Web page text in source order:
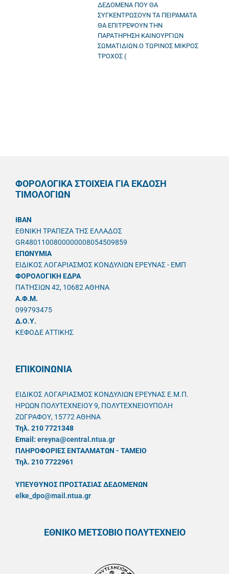
ΔΕΔΟΜΕΝΑ ΠΟΥ ΘΑ
ΣΥΓΚΕΝΤΡΩΣΟΥΝ ΤΑ ΠΕΙΡΑΜΑΤΑ
ΘΑ ΕΠΙΤΡΕΨΟΥΝ ΤΗΝ
ΠΑΡΑΤΗΡΗΣΗ ΚΑΙΝΟΥΡΓΙΩΝ
ΣΩΜΑΤΙΔΙΩΝ.Ο ΤΩΡΙΝΟΣ MΙΚΡΟΣ
TΡΟΧΟΣ (
ΦΟΡΟΛΟΓΙΚΑ ΣΤΟΙΧΕΙΑ ΓΙΑ ΕΚΔΟΣΗ
ΤΙΜΟΛΟΓΙΩΝ
IBAN
ΕΘΝΙΚΗ ΤΡΑΠΕΖΑ ΤΗΣ ΕΛΛΑΔΟΣ
GR4801100800000008054509859
ΕΠΩΝΥΜΙΑ
ΕΙΔΙΚΟΣ ΛΟΓΑΡΙΑΣΜΟΣ ΚΟΝΔΥΛΙΩΝ ΕΡΕΥΝΑΣ - ΕΜΠ
ΦΟΡΟΛΟΓΙΚΗ ΕΔΡΑ
ΠΑΤΗΣΙΩΝ 42, 10682 ΑΘΗΝΑ
A.Φ.Μ.
099793475
Δ.Ο.Υ.
ΚΕΦΟΔΕ ΑΤΤΙΚΗΣ
ΕΠΙΚΟΙΝΩΝΙΑ
ΕΙΔΙΚΟΣ ΛΟΓΑΡΙΑΣΜΟΣ ΚΟΝΔΥΛΙΩΝ ΕΡΕΥΝΑΣ Ε.Μ.Π.
ΗΡΩΩΝ ΠΟΛΥΤΕΧΝΕΙΟΥ 9, ΠΟΛΥΤΕΧΝΕΙΟΥΠΟΛΗ
ΖΩΓΡΑΦΟΥ, 15772 ΑΘΗΝΑ
Τηλ. 210 7721348
Email: ereyna@central.ntua.gr
ΠΛΗΡΟΦΟΡΙΕΣ ΕΝΤΑΛΜΑΤΩΝ - ΤΑΜΕΙΟ
Τηλ. 210 7722961
ΥΠΕΥΘYΝΟΣ ΠΡΟΣΤΑΣΙΑΣ ΔΕΔΟΜΕΝΩΝ
elke_dpo@mail.ntua.gr
ΕΘΝΙΚΟ ΜΕΤΣΟΒΙΟ ΠΟΛΥΤΕΧΝΕΙΟ